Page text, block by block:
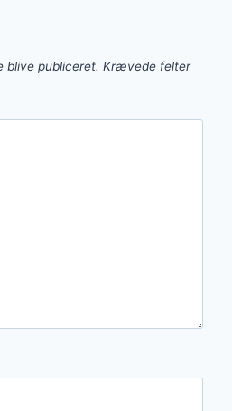
blive publiceret. Krævede felter